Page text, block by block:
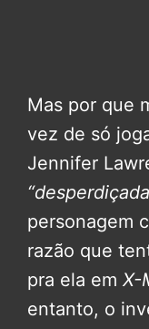
Mas por que
vez de só
Jennifer
personagem
razão que
pra ela em X-
entanto, o